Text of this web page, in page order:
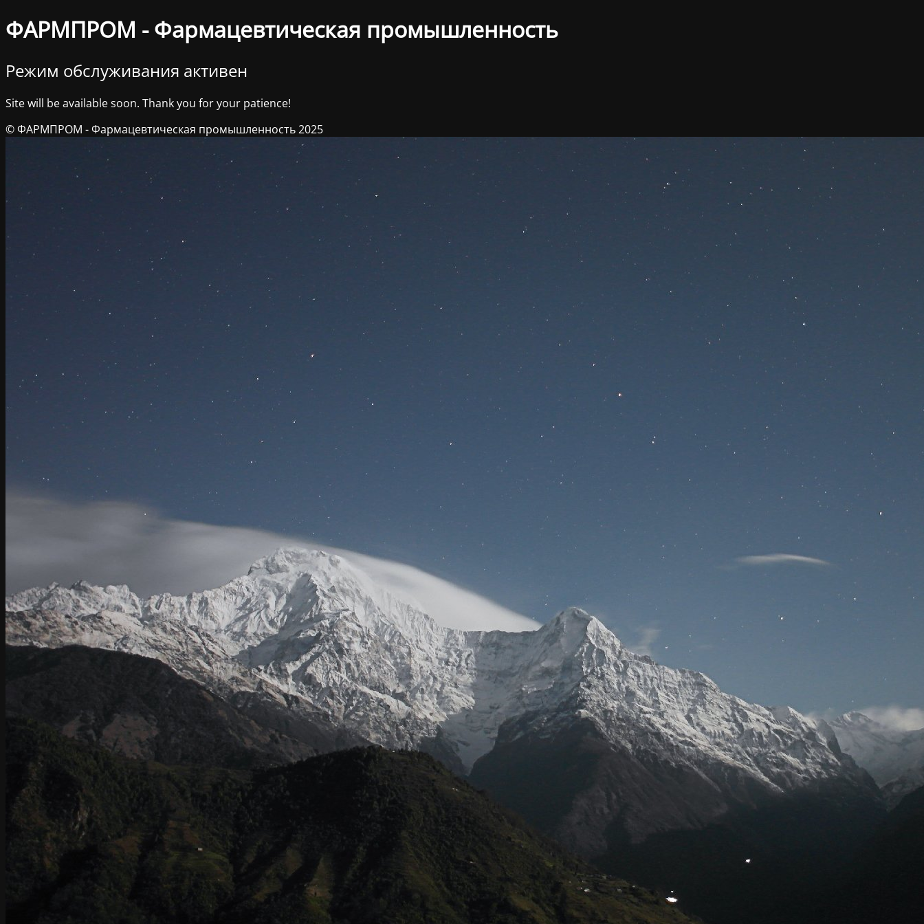
ФАРМПРОМ - Фармацевтическая промышленность
Режим обслуживания активен
Site will be available soon. Thank you for your patience!
© ФАРМПРОМ - Фармацевтическая промышленность 2025